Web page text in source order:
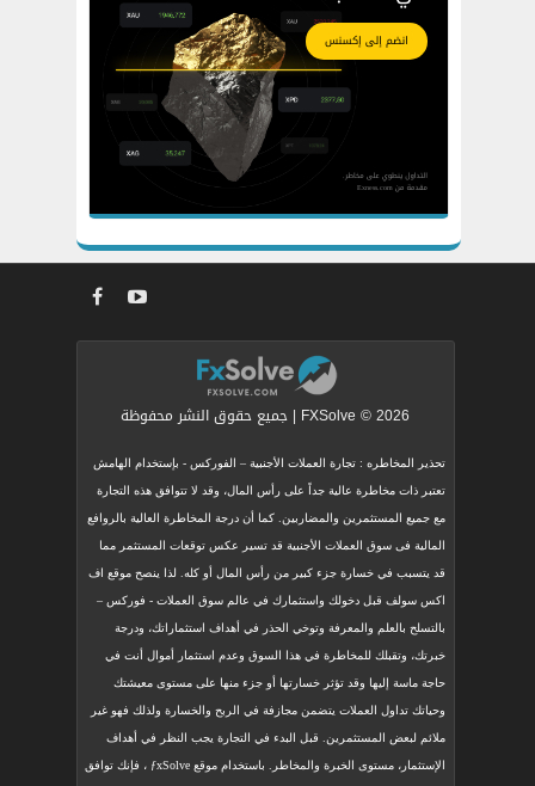
FXSolve © 2026 | جميع حقوق النشر محفوظة
تحذير المخاطره : تجارة العملات الأجنبية – الفوركس - بإستخدام الهامش
تعتبر ذات مخاطرة عالية جداً على رأس المال، وقد لا تتوافق هذه التجارة
مع جميع المستثمرين والمضاربين. كما أن درجة المخاطرة العالية بالروافع
المالية فى سوق العملات الأجنبية قد تسير عكس توقعات المستثمر مما
قد يتسبب في خسارة جزء كبير من رأس المال أو كله. لذا ينصح موقع اف
اكس سولف قبل دخولك واستثمارك في عالم سوق العملات - فوركس –
بالتسلح بالعلم والمعرفة وتوخي الحذر في أهداف استثماراتك، ودرجة
خبرتك، وتقبلك للمخاطرة في هذا السوق وعدم استثمار أموال أنت في
حاجة ماسة إليها وقد تؤثر خسارتها أو جزء منها على مستوى معيشتك
وحياتك تداول العملات يتضمن مجازفة في الربح والخسارة ولذلك فهو غير
ملائم لبعض المستثمرين. قبل البدء في التجارة يجب النظر في أهداف
الإستثمار، مستوى الخبرة والمخاطر. باستخدام موقع ƒxSolve ، فإنك توافق